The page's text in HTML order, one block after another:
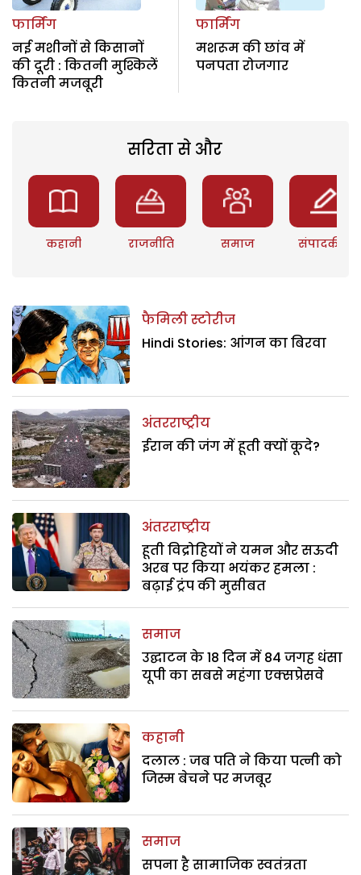
फार्मिंग
नई मशीनों से किसानों
की दूरी : कितनी मुश्किलें
कितनी मजबूरी
फार्मिंग
मशरूम की छांव में
पनपता रोजगार
सरिता से और
कहानी राजनीति समाज संपादकीय
फैमिली स्टोरीज
Hindi Stories: आंगन का बिरवा
अंतरराष्ट्रीय
ईरान की जंग में हूती क्यों कूदे?
अंतरराष्ट्रीय
हूती विद्रोहियों ने यमन और सऊदी
अरब पर किया भयंकर हमला :
बढ़ाई ट्रंप की मुसीबत
समाज
उद्घाटन के 18 दिन में 84 जगह धंसा
यूपी का सबसे महंगा एक्सप्रेसवे
कहानी
दलाल : जब पति ने किया पत्नी को
जिस्म बेचने पर मजबूर
समाज
सपना है सामाजिक स्वतंत्रता